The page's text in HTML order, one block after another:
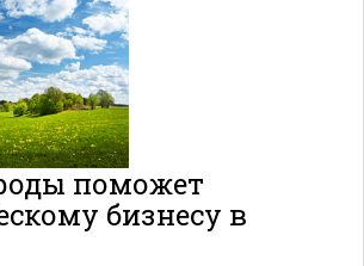
поможет
бизнесу в